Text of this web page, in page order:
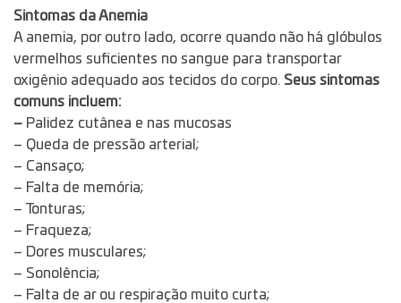
Sintomas da Anemia
A anemia, por outro lado, ocorre quando não há glóbulos
vermelhos suficientes no sangue para transportar
oxigênio adequado aos tecidos do corpo. Seus sintomas
comuns incluem:
– Palidez cutânea e nas mucosas
– Queda de pressão arterial;
– Cansaço;
– Falta de memória;
– Tonturas;
– Fraqueza;
– Dores musculares;
– Sonolência;
– Falta de ar ou respiração muito curta;